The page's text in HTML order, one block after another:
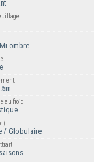
ombre
au froid
/ Globulaire